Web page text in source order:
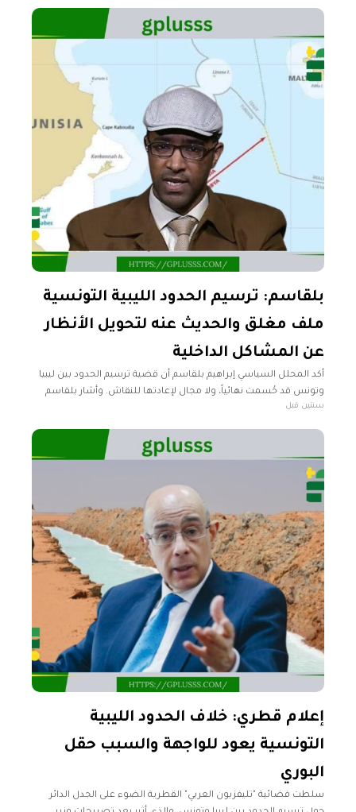
بلقاسم: ترسيم الحدود الليبية التونسية
ملف مغلق والحديث عنه لتحويل الأنظار
عن المشاكل الداخلية
أكد المحلل السياسي إبراهيم بلقاسم أن قضية ترسيم الحدود بين ليبيا
وتونس قد حُسمت نهائياً، ولا مجال لإعادتها للنقاش. وأشار بلقاسم
إلى أن المناطق التي تطالب تونس بإعادة ترسيمها هي
سنتين قبل
إعلام قطري: خلاف الحدود الليبية
التونسية يعود للواجهة والسبب حقل
البوري
سلطت فضائية "تليفزيون العربي" القطرية الضوء على الجدل الدائر